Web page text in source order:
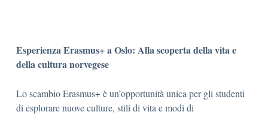
Esperienza Erasmus+ a Oslo: Alla scoperta della vita e
della cultura norvegese
Lo scambio Erasmus+ è un’opportunità unica per gli studenti
di esplorare nuove culture, stili di vita e modi di